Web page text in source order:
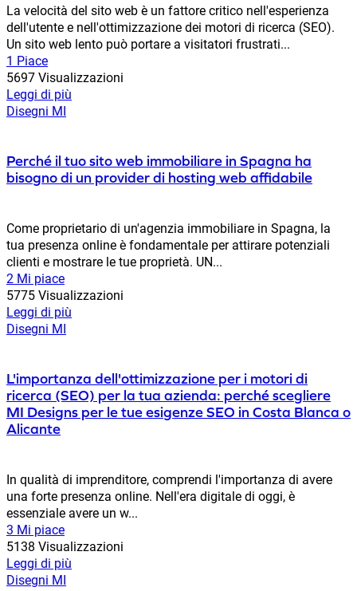
La velocità del sito web è un fattore critico nell'esperienza
dell'utente e nell'ottimizzazione dei motori di ricerca (SEO).
Un sito web lento può portare a visitatori frustrati...
1 Piace
5697 Visualizzazioni
Leggi di più
Disegni MI
Perché il tuo sito web immobiliare in Spagna ha
bisogno di un provider di hosting web affidabile
Come proprietario di un'agenzia immobiliare in Spagna, la
tua presenza online è fondamentale per attirare potenziali
clienti e mostrare le tue proprietà. UN...
2 Mi piace
5775 Visualizzazioni
Leggi di più
Disegni MI
L'importanza dell'ottimizzazione per i motori di
ricerca (SEO) per la tua azienda: perché scegliere
MI Designs per le tue esigenze SEO in Costa Blanca o
Alicante
In qualità di imprenditore, comprendi l'importanza di avere
una forte presenza online. Nell'era digitale di oggi, è
essenziale avere un w...
3 Mi piace
5138 Visualizzazioni
Leggi di più
Disegni MI